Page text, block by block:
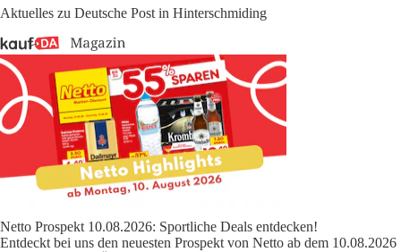
Aktuelles zu Deutsche Post in Hinterschmiding
Netto Prospekt 10.08.2026: Sportliche Deals entdecken!
Entdeckt bei uns den neuesten Prospekt von Netto ab dem 10.08.2026